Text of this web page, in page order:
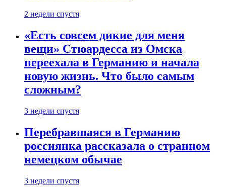
2 недели спустя
«Есть совсем дикие для меня
вещи» Стюардесса из Омска
переехала в Германию и начала
новую жизнь. Что было самым
сложным?
3 недели спустя
Перебравшаяся в Германию
россиянка рассказала о странном
немецком обычае
3 недели спустя